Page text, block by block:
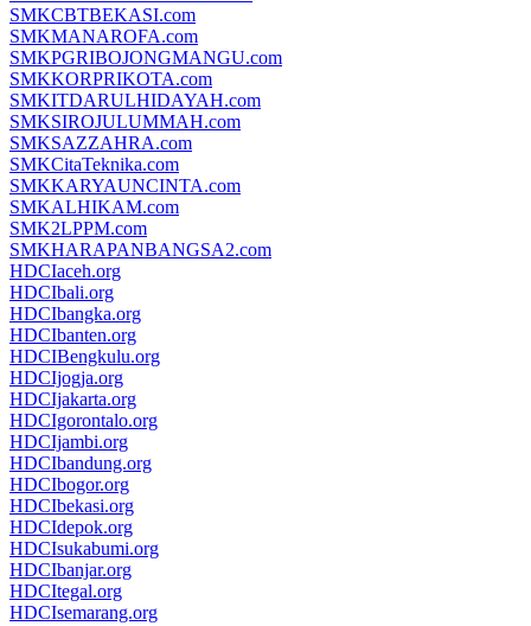
SMKCBTBEKASI.com
SMKMANAROFA.com
SMKPGRIBOJONGMANGU.com
SMKKORPRIKOTA.com
SMKITDARULHIDAYAH.com
SMKSIROJULUMMAH.com
SMKSAZZAHRA.com
SMKCitaTeknika.com
SMKKARYAUNCINTA.com
SMKALHIKAM.com
SMK2LPPM.com
SMKHARAPANBANGSA2.com
HDCIaceh.org
HDCIbali.org
HDCIbangka.org
HDCIbanten.org
HDCIBengkulu.org
HDCIjogja.org
HDCIjakarta.org
HDCIgorontalo.org
HDCIjambi.org
HDCIbandung.org
HDCIbogor.org
HDCIbekasi.org
HDCIdepok.org
HDCIsukabumi.org
HDCIbanjar.org
HDCItegal.org
HDCIsemarang.org